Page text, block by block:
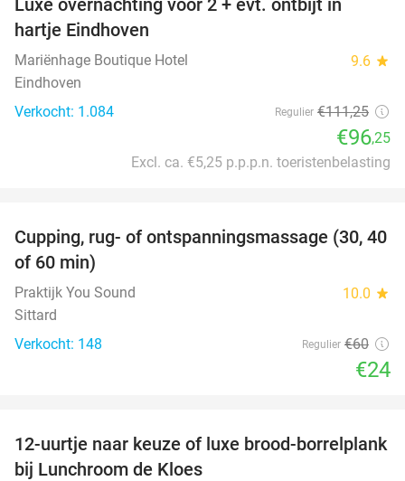
hartje Eindhoven
Mariënhage Boutique Hotel 9.6 star
Eindhoven
Verkocht: 1.084
Regulier €111,25
€96,25
Excl. ca. €5,25 p.p.p.n. toeristenbelasting
60%
Cupping, rug- of ontspanningsmassage (30, 40
of 60 min)
Praktijk You Sound 10.0 star
Sittard
Verkocht: 148
Regulier €60
€24
21%
12-uurtje naar keuze of luxe brood-borrelplank
bij Lunchroom de Kloes